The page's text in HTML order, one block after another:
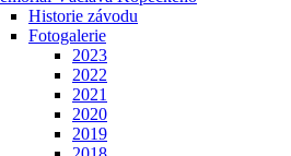
Historie závodu
Fotogalerie
2023
2022
2021
2020
2019